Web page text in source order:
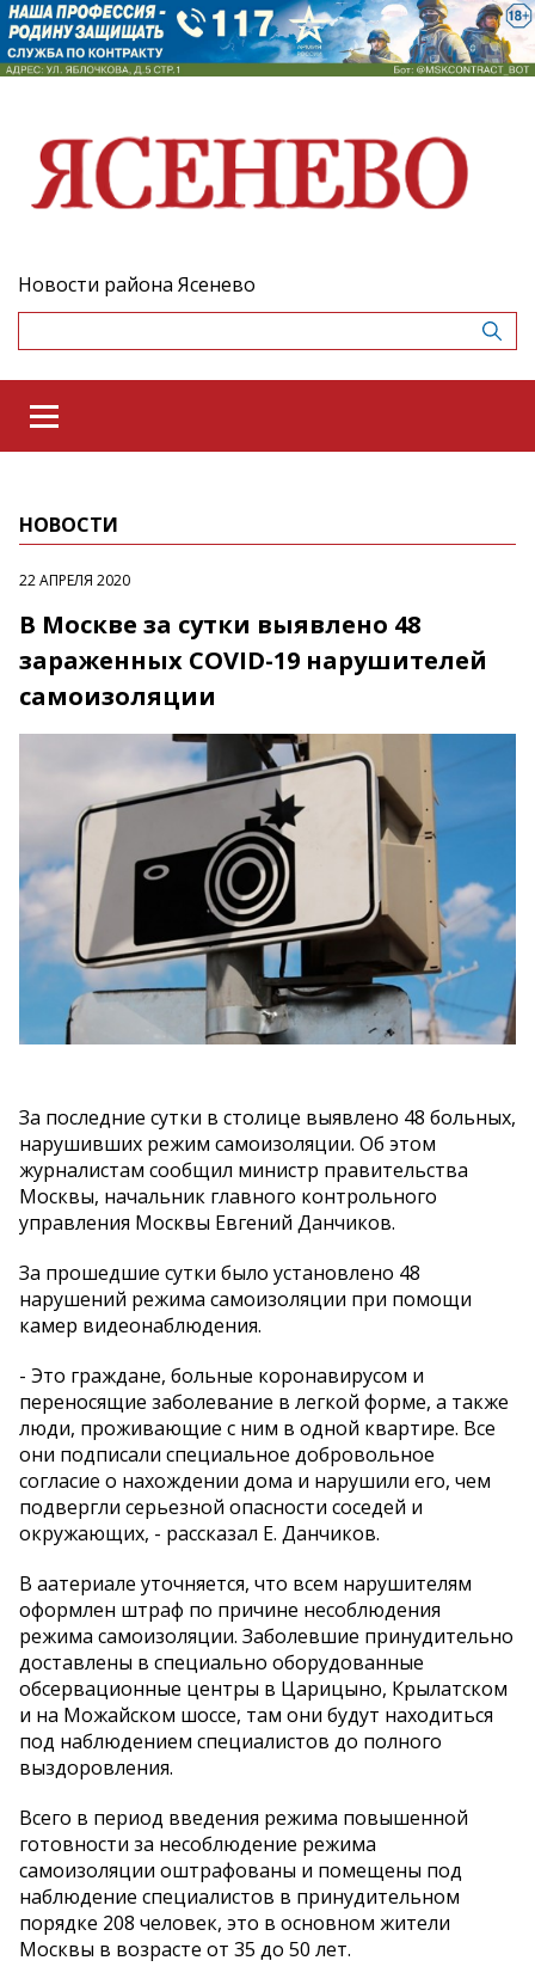
Новости района Ясенево
НОВОСТИ
22 АПРЕЛЯ 2020
В Москве за сутки выявлено 48
зараженных COVID-19 нарушителей
самоизоляции
За последние сутки в столице выявлено 48 больных,
нарушивших режим самоизоляции. Об этом
журналистам сообщил министр правительства
Москвы, начальник главного контрольного
управления Москвы Евгений Данчиков.
За прошедшие сутки было установлено 48
нарушений режима самоизоляции при помощи
камер видеонаблюдения.
- Это граждане, больные коронавирусом и
переносящие заболевание в легкой форме, а также
люди, проживающие с ним в одной квартире. Все
они подписали специальное добровольное
согласие о нахождении дома и нарушили его, чем
подвергли серьезной опасности соседей и
окружающих, - рассказал Е. Данчиков.
В аатериале уточняется, что всем нарушителям
оформлен штраф по причине несоблюдения
режима самоизоляции. Заболевшие принудительно
доставлены в специально оборудованные
обсервационные центры в Царицыно, Крылатском
и на Можайском шоссе, там они будут находиться
под наблюдением специалистов до полного
выздоровления.
Всего в период введения режима повышенной
готовности за несоблюдение режима
самоизоляции оштрафованы и помещены под
наблюдение специалистов в принудительном
порядке 208 человек, это в основном жители
Москвы в возрасте от 35 до 50 лет.